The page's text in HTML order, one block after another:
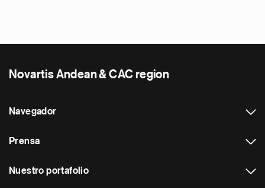
Novartis Andean & CAC region
Navegador
Prensa
Nuestro portafolio